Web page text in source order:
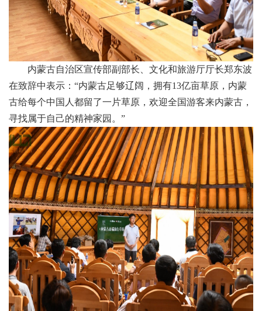
内蒙古自治区宣传部副部长、文化和旅游厅厅长郑东波
在致辞中表示：“内蒙古足够辽阔，拥有13亿亩草原，内蒙
古给每个中国人都留了一片草原，欢迎全国游客来内蒙古，
寻找属于自己的精神家园。”